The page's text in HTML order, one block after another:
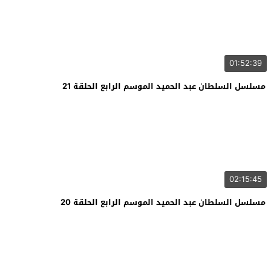
01:52:39
مسلسل السلطان عبد الحميد الموسم الرابع الحلقة 21
02:15:45
مسلسل السلطان عبد الحميد الموسم الرابع الحلقة 20